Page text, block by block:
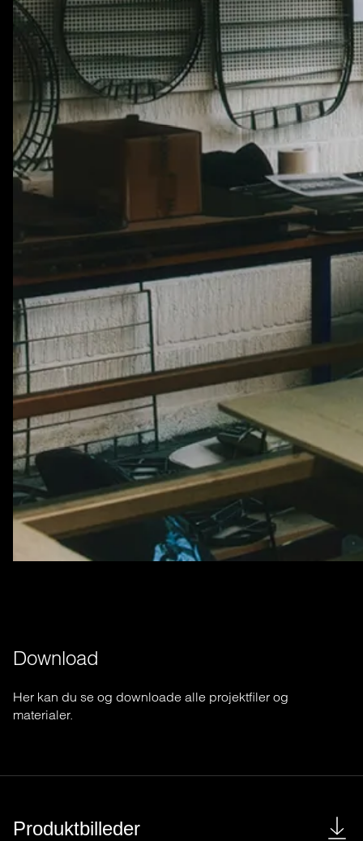
Download
Her kan du se og downloade alle projektfiler og
materialer.
Produktbilleder